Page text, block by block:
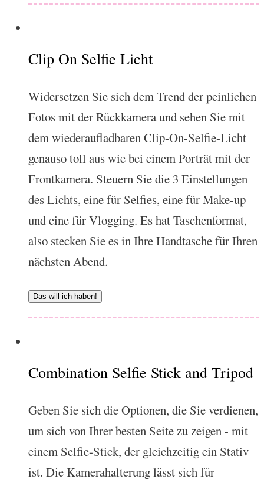
Clip On Selfie Licht
Widersetzen Sie sich dem Trend der peinlichen
Fotos mit der Rückkamera und sehen Sie mit
dem wiederaufladbaren Clip-On-Selfie-Licht
genauso toll aus wie bei einem Porträt mit der
Frontkamera. Steuern Sie die 3 Einstellungen
des Lichts, eine für Selfies, eine für Make-up
und eine für Vlogging. Es hat Taschenformat,
also stecken Sie es in Ihre Handtasche für Ihren
nächsten Abend.
Das will ich haben!
Combination Selfie Stick and Tripod
Geben Sie sich die Optionen, die Sie verdienen,
um sich von Ihrer besten Seite zu zeigen - mit
einem Selfie-Stick, der gleichzeitig ein Stativ
ist. Die Kamerahalterung lässt sich für